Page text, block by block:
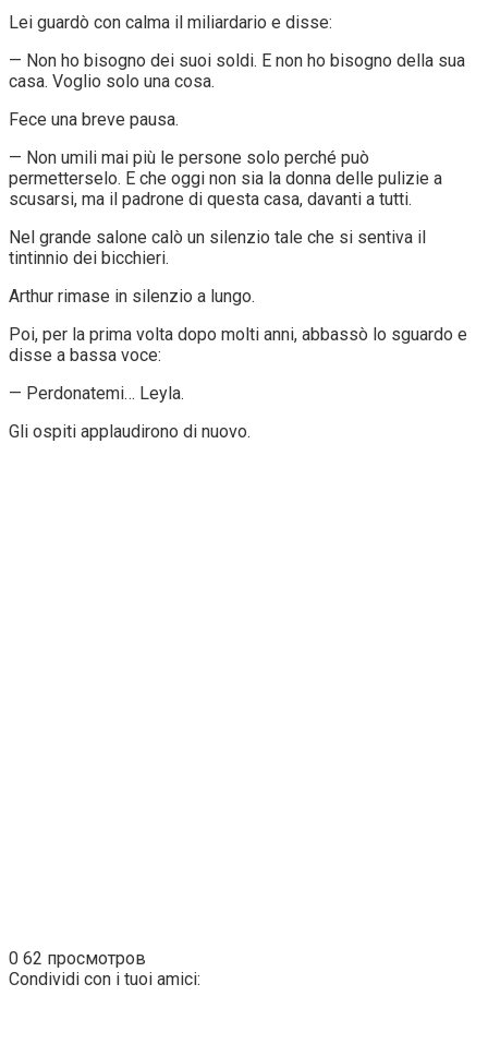
Lei guardò con calma il miliardario e disse:
— Non ho bisogno dei suoi soldi. E non ho bisogno della sua
casa. Voglio solo una cosa.
Fece una breve pausa.
— Non umili mai più le persone solo perché può
permetterselo. E che oggi non sia la donna delle pulizie a
scusarsi, ma il padrone di questa casa, davanti a tutti.
Nel grande salone calò un silenzio tale che si sentiva il
tintinnio dei bicchieri.
Arthur rimase in silenzio a lungo.
Poi, per la prima volta dopo molti anni, abbassò lo sguardo e
disse a bassa voce:
— Perdonatemi… Leyla.
Gli ospiti applaudirono di nuovo.
0 62 просмотров
Condividi con i tuoi amici: